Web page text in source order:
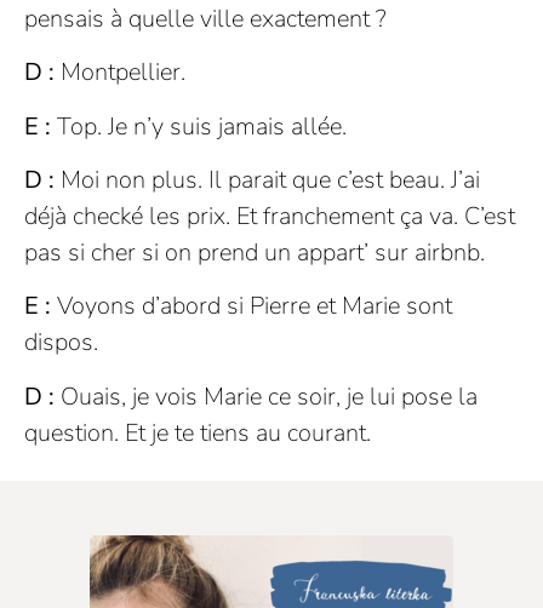
pensais à quelle ville exactement ?
D : Montpellier.
E : Top. Je n’y suis jamais allée.
D : Moi non plus. Il parait que c’est beau. J’ai
déjà checké les prix. Et franchement ça va. C’est
pas si cher si on prend un appart’ sur airbnb.
E : Voyons d’abord si Pierre et Marie sont
dispos.
D : Ouais, je vois Marie ce soir, je lui pose la
question. Et je te tiens au courant.